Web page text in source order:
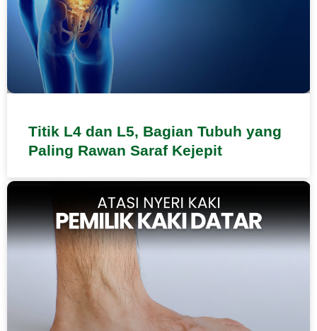
Titik L4 dan L5, Bagian Tubuh yang
Paling Rawan Saraf Kejepit